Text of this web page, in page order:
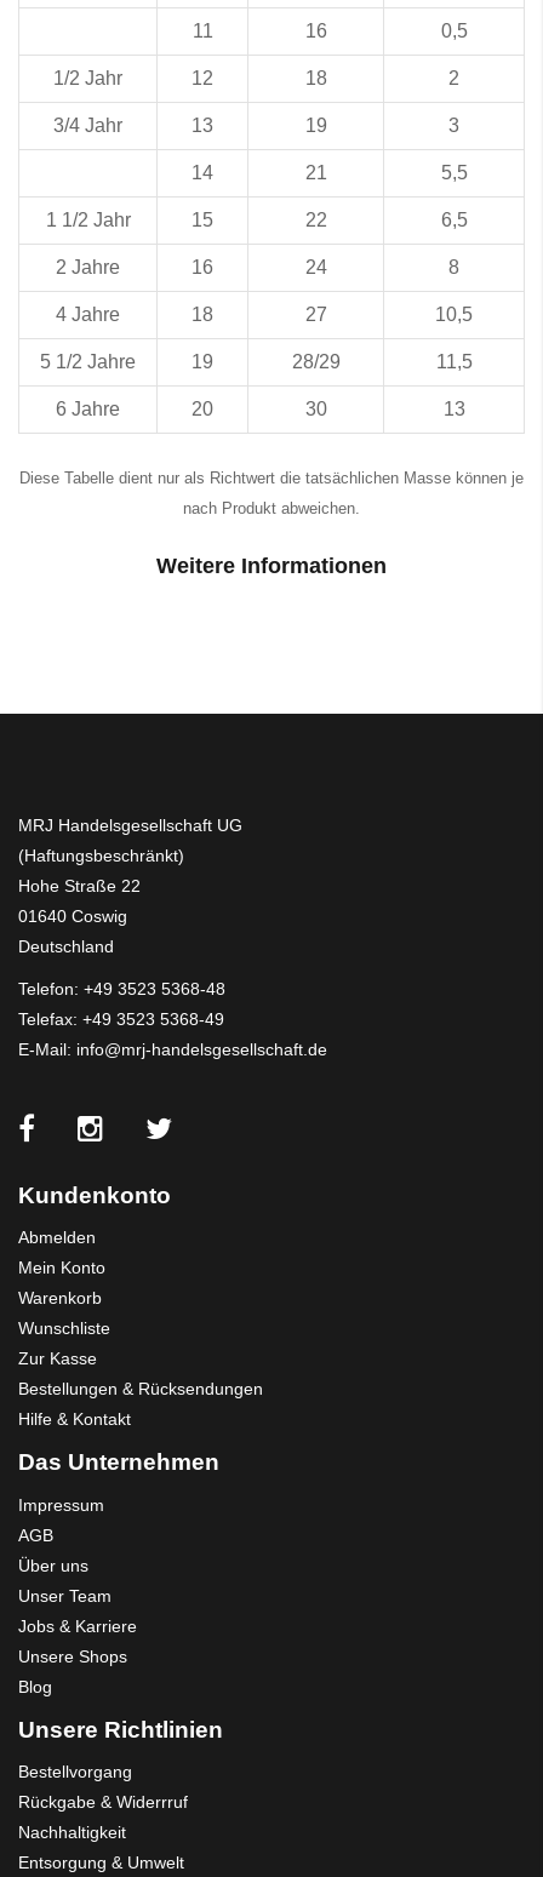
11 16 0,5
1/2 Jahr 12 18 2
3/4 Jahr 13 19 3
14 21 5,5
1 1/2 Jahr 15 22 6,5
2 Jahre 16 24 8
4 Jahre 18 27 10,5
5 1/2 Jahre 19 28/29 11,5
6 Jahre 20 30 13
Diese Tabelle dient nur als Richtwert die tatsächlichen Masse können je
nach Produkt abweichen.
Weitere Informationen
MRJ Handelsgesellschaft UG
(Haftungsbeschränkt)
Hohe Straße 22
01640 Coswig
Deutschland
Telefon: +49 3523 5368-48
Telefax: +49 3523 5368-49
E-Mail: info@mrj-handelsgesellschaft.de
Kundenkonto
Abmelden
Mein Konto
Warenkorb
Wunschliste
Zur Kasse
Bestellungen & Rücksendungen
Hilfe & Kontakt
Das Unternehmen
Impressum
AGB
Über uns
Unser Team
Jobs & Karriere
Unsere Shops
Blog
Unsere Richtlinien
Bestellvorgang
Rückgabe & Widerrruf
Nachhaltigkeit
Entsorgung & Umwelt